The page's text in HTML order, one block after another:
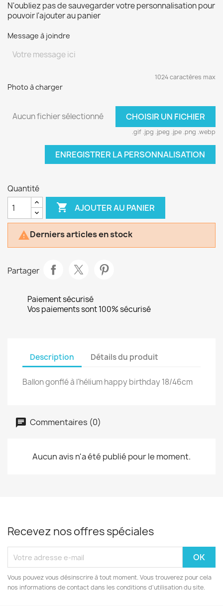
N'oubliez pas de sauvegarder votre personnalisation pour
pouvoir l'ajouter au panier
Message à joindre
1024 caractères max
Photo à charger
Aucun fichier sélectionné CHOISIR UN FICHIER
.gif .jpg .jpeg .jpe .png .webp
ENREGISTRER LA PERSONNALISATION
Quantité
 AJOUTER AU PANIER
Derniers articles en stock
Partager
Paiement sécurisé
Vos paiements sont 100% sécurisé
Description Détails du produit
Ballon gonflé à l'hélium happy birthday 18/46cm
Commentaires (0)
Aucun avis n'a été publié pour le moment.
Recevez nos offres spéciales
Vous pouvez vous désinscrire à tout moment. Vous trouverez pour cela
nos informations de contact dans les conditions d'utilisation du site.